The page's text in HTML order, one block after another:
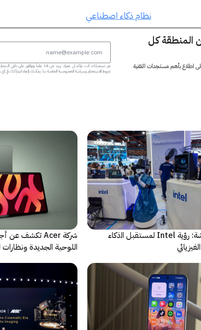
نظام ذكاء اصطناعي
المنطقة كل
اطلاع بأهم مستجدات التقنية
عبر تسجيلك، أنت تؤكد أن عمرك يزيد عن 18
شروط الاستخدام وسياسة الخصوصية الخاصة بنا. يمكنك إلغاء اشتراكك في
ﻣا بعد الشاشة: رؤية Intel لمستقبل اﻟذﻛﺎء
اللوحية الجديدة ونظارات